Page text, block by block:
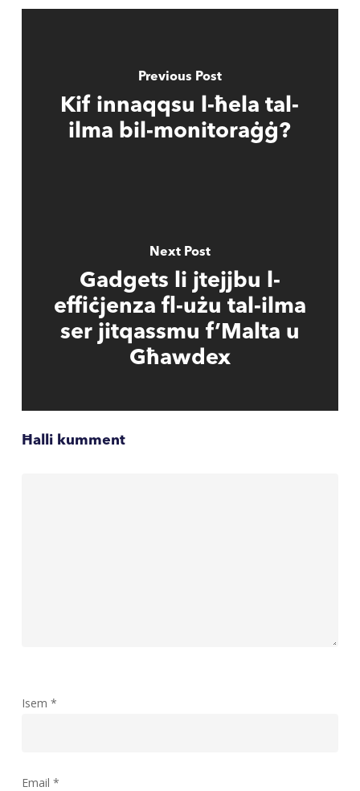
Previous Post
Kif innaqqsu l-ħela tal-
ilma bil-monitoraġġ?
Next Post
Gadgets li jtejjbu l-
effiċjenza fl-użu tal-ilma
ser jitqassmu f’Malta u
Għawdex
Ħalli kumment
Isem *
Email *